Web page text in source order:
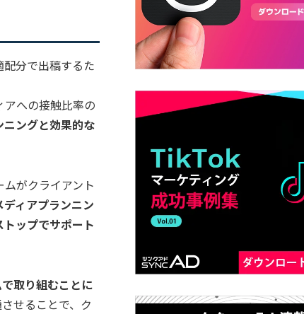
分で出稿するた
アへの接触比率の
ングと効果的な
がクライアント
ィアプランニン
ップでサポート
取り組むことに
せることで、ク